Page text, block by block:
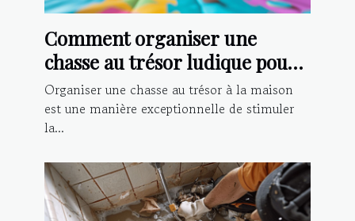
Comment organiser une
chasse au trésor ludique pour
enfants à la maison
Organiser une chasse au trésor à la maison
est une manière exceptionnelle de stimuler
la...